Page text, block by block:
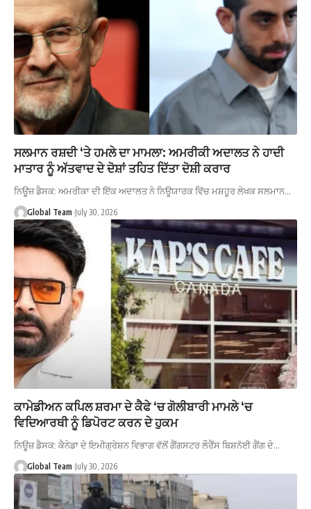
ਸਲਮਾਨ ਰਸ਼ਦੀ ‘ਤੇ ਹਮਲੇ ਦਾ ਮਾਮਲਾ: ਅਮਰੀਕੀ ਅਦਾਲਤ ਨੇ ਹਾਦੀ
ਮਾਤਾਰ ਨੂੰ ਅੱਤਵਾਦ ਦੇ ਦੋਸ਼ਾਂ ਤਹਿਤ ਦਿੱਤਾ ਦੋਸ਼ੀ ਕਰਾਰ
ਨਿਊਜ਼ ਡੈਸਕ: ਅਮਰੀਕਾ ਦੀ ਇੱਕ ਅਦਾਲਤ ਨੇ ਨਿਊਯਾਰਕ ਵਿੱਚ ਮਸ਼ਹੂਰ ਲੇਖਕ ਸਲਮਾਨ…
Global Team July 30, 2026
ਕਾਮੇਡੀਅਨ ਕਪਿਲ ਸ਼ਰਮਾ ਦੇ ਕੈਫੇ ‘ਚ ਗੋਲੀਬਾਰੀ ਮਾਮਲੇ ‘ਚ
ਵਿਦਿਆਰਥੀ ਨੂੰ ਡਿਪੋਰਟ ਕਰਨ ਦੇ ਹੁਕਮ
ਨਿਊਜ਼ ਡੈਸਕ: ਕੈਨੇਡਾ ਦੇ ਇਮੀਗ੍ਰੇਸ਼ਨ ਵਿਭਾਗ ਵੱਲੋਂ ਗੈਂਗਸਟਰ ਲੌਰੈਂਸ ਬਿਸ਼ਨੋਈ ਗੈਂਗ ਦੇ…
Global Team July 30, 2026